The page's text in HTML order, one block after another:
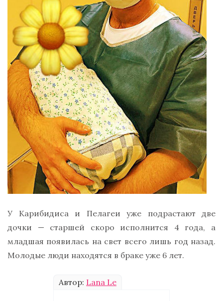
У Карибидиса и Пелагеи уже подрастают две
дочки — старшей скоро исполнится 4 года, а
младшая появилась на свет всего лишь год назад.
Молодые люди находятся в браке уже 6 лет.
Автор: Lana Le